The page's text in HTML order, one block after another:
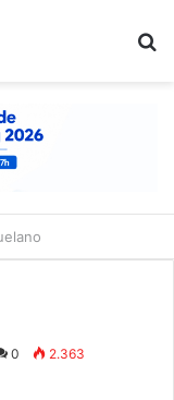
0 2.363